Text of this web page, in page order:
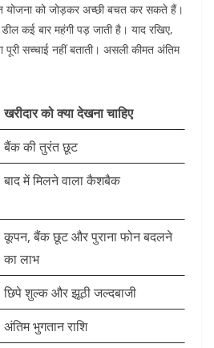
योजना को जोड़कर अच्छी बचत कर सकते हैं।
कई बार महंगी पड़ जाती है। याद रखिए,
पूरी सच्चाई नहीं बताती। असली कीमत अंतिम
खरीदार को क्या देखना चाहिए
बैंक की तुरंत छूट
बाद में मिलने वाला कैशबैक
कूपन, बैंक छूट और पुराना फोन बदलने
का लाभ
छिपे शुल्क और झूठी जल्दबाजी
अंतिम भुगतान राशि